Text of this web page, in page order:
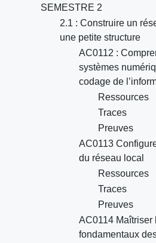
SEMESTRE 2
2.1 : Construire un
une petite structure
AC0112 :
systèmes
codage de
Ressources
Traces
Preuves
AC0113
du réseau local
Ressources
Traces
Preuves
AC0114 Maîtriser
fondamentaux